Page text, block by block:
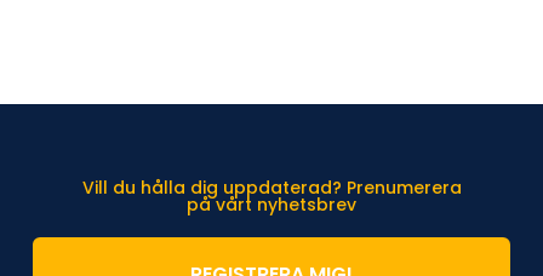
Vill du hålla dig uppdaterad? Prenumerera
på vårt nyhetsbrev